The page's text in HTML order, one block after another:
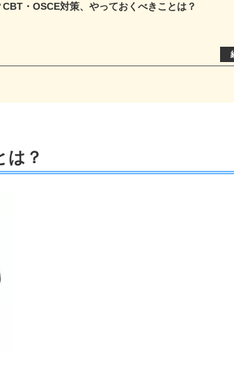
・OSCE対策、やっておくべきことは？
は？